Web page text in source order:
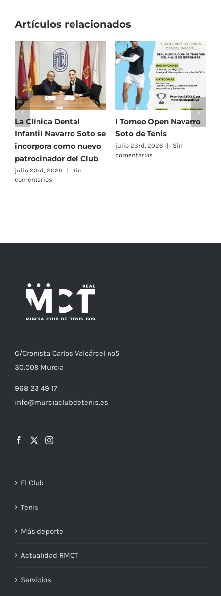
Artículos relacionados
La Clínica Dental
Infantil Navarro Soto se
incorpora como nuevo
patrocinador del Club
julio 23rd, 2026 |
Sin
comentarios
I Torneo Open Navarro
Soto de Tenis
julio 23rd, 2026 |
Sin
comentarios
C/Cronista Carlos Valcárcel nº5
30.008 Murcia
968 23 49 17
info@murciaclubdetenis.es
El Club
Tenis
Más deporte
Actualidad RMCT
Servicios